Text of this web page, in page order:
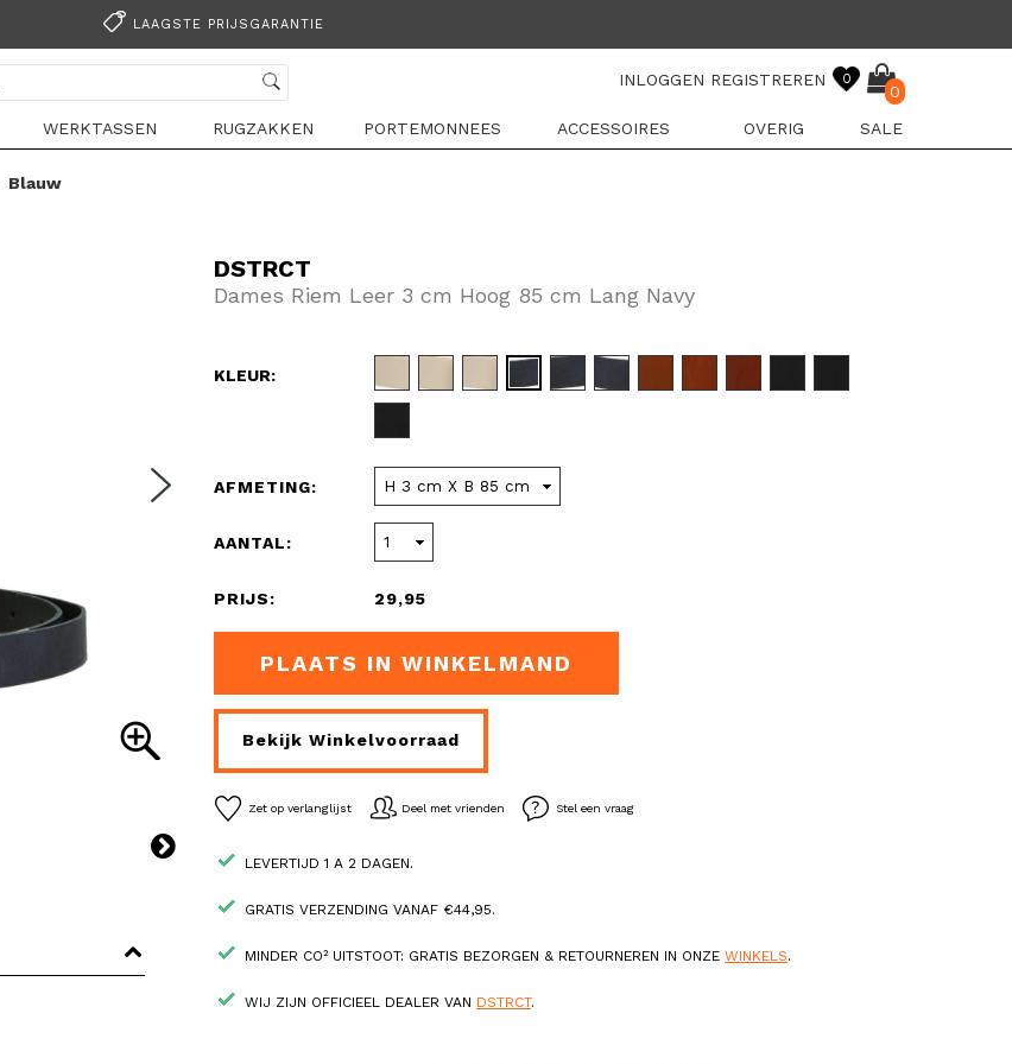
LAAGSTE PRIJSGARANTIE
INLOGGEN REGISTREREN 0
0
WERKTASSEN RUGZAKKEN PORTEMONNEES ACCESSOIRES OVERIG SALE
Blauw
DSTRCT
Dames Riem Leer 3 cm Hoog 85 cm Lang Navy
KLEUR:
AFMETING:
AANTAL:
PRIJS: 29,95
PLAATS IN WINKELMAND
Bekijk Winkelvoorraad
Zet op verlanglijst Deel met vrienden Stel een vraag
LEVERTIJD 1 A 2 DAGEN.
GRATIS VERZENDING VANAF €44,95.
MINDER CO² UITSTOOT: GRATIS BEZORGEN & RETOURNEREN IN ONZE WINKELS.
WIJ ZIJN OFFICIEEL DEALER VAN DSTRCT.